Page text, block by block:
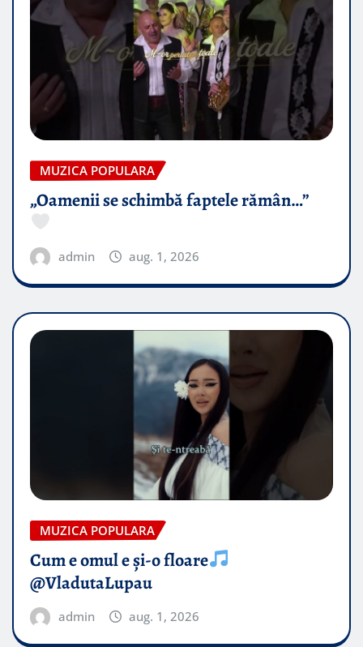
MUZICA POPULARA
„Oamenii se schimbă faptele rămân…”
admin aug. 1, 2026
MUZICA POPULARA
Cum e omul e și-o floare
@VladutaLupau
admin aug. 1, 2026